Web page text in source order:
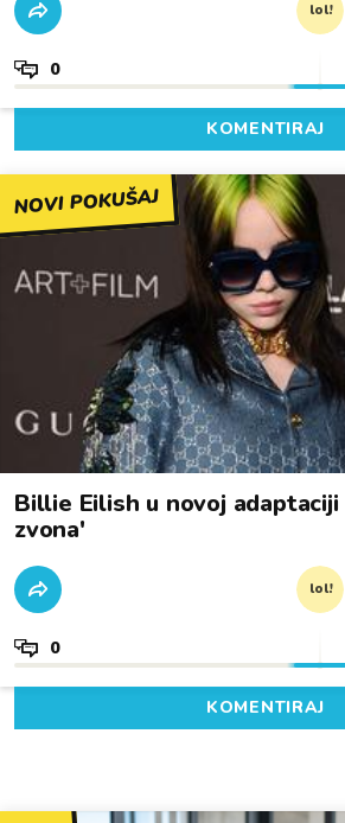
lol!
0
KOMENTIRAJ
NOVI POKUŠAJ
Billie Eilish u novoj
zvona'
lol!
0
KOMENTIRAJ